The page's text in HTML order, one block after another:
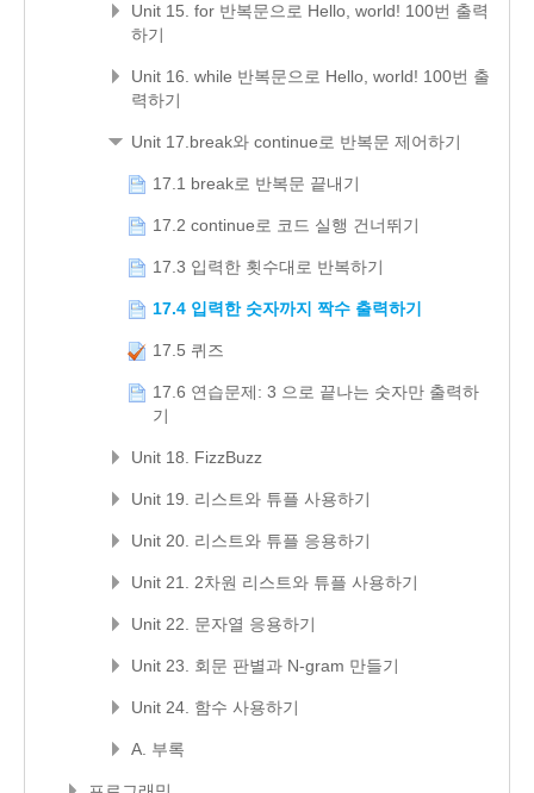
Unit 15. for 반복문으로 Hello, world! 100번 출력
하기
Unit 16. while 반복문으로 Hello, world! 100번 출
력하기
Unit 17.break와 continue로 반복문 제어하기
17.1 break로 반복문 끝내기
17.2 continue로 코드 실행 건너뛰기
17.3 입력한 횟수대로 반복하기
17.4 입력한 숫자까지 짝수 출력하기
17.5 퀴즈
17.6 연습문제: 3 으로 끝나는 숫자만 출력하
기
Unit 18. FizzBuzz
Unit 19. 리스트와 튜플 사용하기
Unit 20. 리스트와 튜플 응용하기
Unit 21. 2차원 리스트와 튜플 사용하기
Unit 22. 문자열 응용하기
Unit 23. 회문 판별과 N-gram 만들기
Unit 24. 함수 사용하기
A. 부록